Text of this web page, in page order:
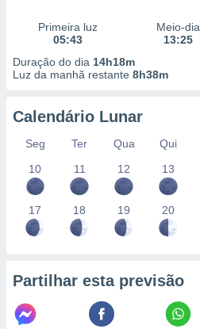
através
estudos
de
Primeira luz
05:43
Meio-dia
13:25
Duração do dia 14h18m
Luz da manhã restante 8h38m
Calendário Lunar
Seg Ter Qua Qui
10
11 12 13
17 18 19 20
Partilhar esta previsão